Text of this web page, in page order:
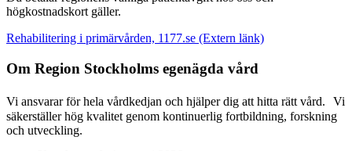
högkostnadskort gäller.
Rehabilitering i primärvården, 1177.se (Extern länk)
Om Region Stockholms egenägda vård
Vi ansvarar för hela vårdkedjan och hjälper dig att hitta rätt vård. Vi
säkerställer hög kvalitet genom kontinuerlig fortbildning, forskning
och utveckling.